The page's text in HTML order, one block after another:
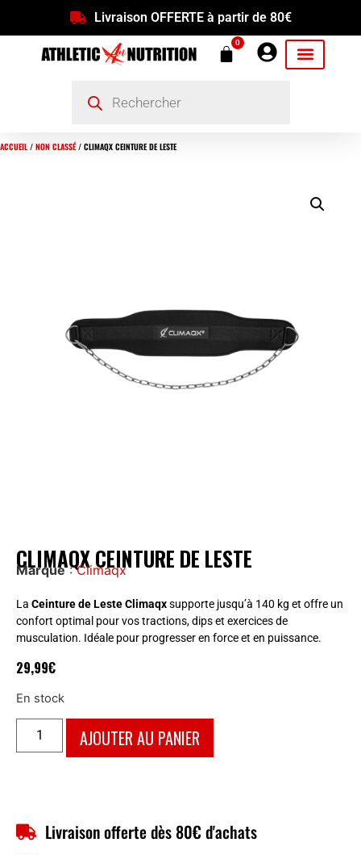
Livraison OFFERTE à partir de 80€
0
ACCUEIL/ NON CLASSÉ/ CLIMAQX CEINTURE DE LESTE
CLIMAQX CEINTURE DE LESTE
Marque:Climaqx
La Ceinture de Leste Climaqxsupporte jusqu’à 140 kg et offre un
confort optimal pour vos tractions, dips et exercices de
musculation. Idéale pour progresser en force et en puissance.
29,99€
En stock
AJOUTER AU PANIER
Livraison offerte dès 80€ d'achats